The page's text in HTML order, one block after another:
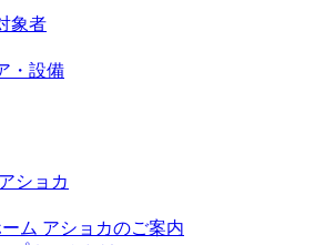
象者
・設備
ショカ
ム アショカのご案内